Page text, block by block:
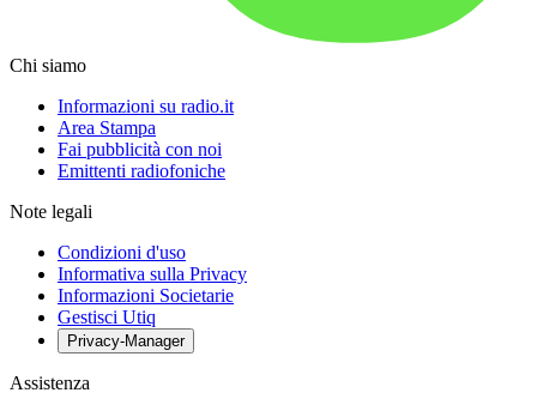
Chi siamo
Informazioni su radio.it
Area Stampa
Fai pubblicità con noi
Emittenti radiofoniche
Note legali
Condizioni d'uso
Informativa sulla Privacy
Informazioni Societarie
Gestisci Utiq
Privacy-Manager
Assistenza